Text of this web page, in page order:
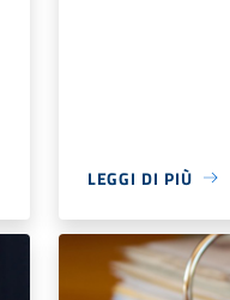
LEGGI DI PIÙ